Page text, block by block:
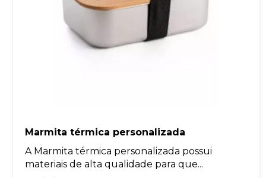
Marmita térmica personalizada
A Marmita térmica personalizada possui
materiais de alta qualidade para que...